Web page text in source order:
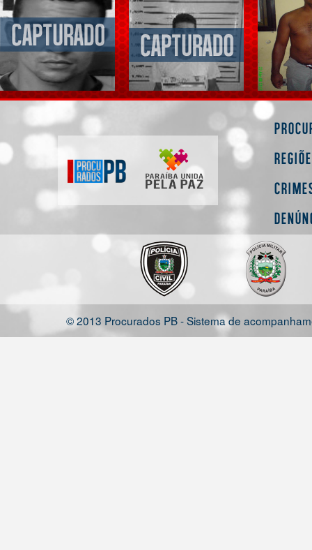
© 2013 Procurados PB - Sistema de